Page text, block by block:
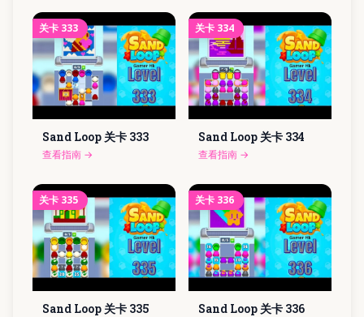
关卡 333
Sand Loop 关卡 333
查看指南 →
关卡 334
Sand Loop 关卡 334
查看指南 →
关卡 335
Sand Loop 关卡 335
关卡 336
Sand Loop 关卡 336